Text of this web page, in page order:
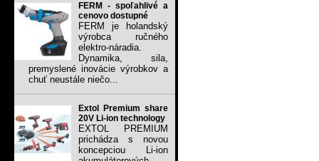
FERM - spoľahlivé a
cenovo dostupné
FERM je holandský
výrobca ručného
elektro-náradia.
Dynamika, sila,
premyslené inovácie výrobkov a
chuť neustále niečo...
Extol Premium share
20V Li-ion technology
EXTOL PREMIUM
prichádza s novou
koncepciou Li-ion